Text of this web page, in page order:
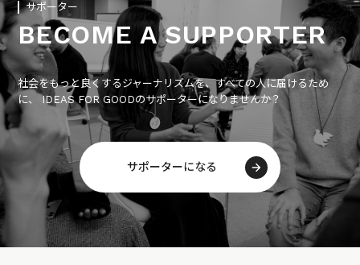
サポーター
BECOME A SUPPORTER
社会をもっと良くするジャーナリズムを、すべての人に届けるため
に、 IDEAS FOR GOODのサポーターになりませんか？
サポーターになる